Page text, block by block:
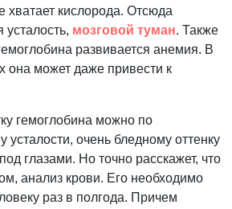
хватает кислорода. Отсюда
усталость, мозговой туман. Также
развивается анемия. В
она может даже привести к
гемоглобина можно по
усталости, очень бледному оттенку
глазами. Но точно расскажет, что
анализ крови. Его необходимо
раз в полгода. Причем